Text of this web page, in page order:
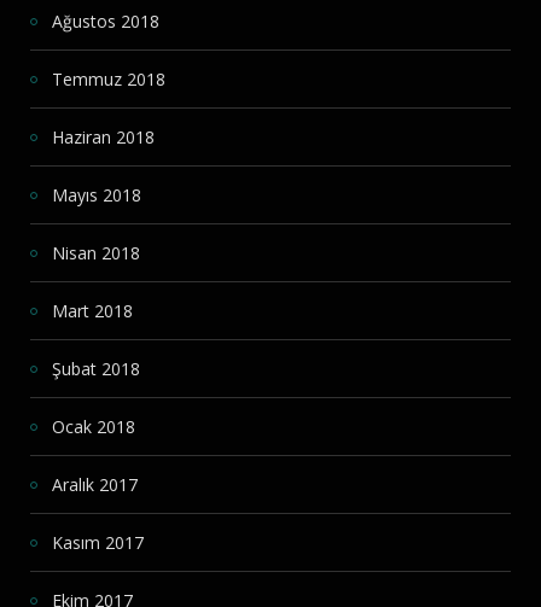
Ağustos 2018
Temmuz 2018
Haziran 2018
Mayıs 2018
Nisan 2018
Mart 2018
Şubat 2018
Ocak 2018
Aralık 2017
Kasım 2017
Ekim 2017